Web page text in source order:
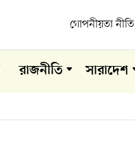
গোপনীয়তা নীতি
রাজনীতি সারাদেশ